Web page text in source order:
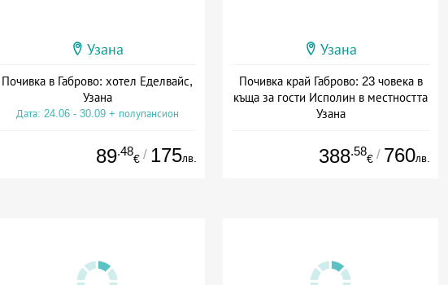
Узана
Почивка в Габрово: хотел Еделвайс,
Узана
Дата: 24.06 - 30.09 + полупансион
89.48
€ / 175лв.
Узана
Почивка край Габрово: 23 човека в
къща за гости Исполин в местността
Узана
388.58
€ / 760лв.